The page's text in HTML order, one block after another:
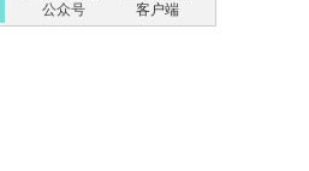
公众号 客户端